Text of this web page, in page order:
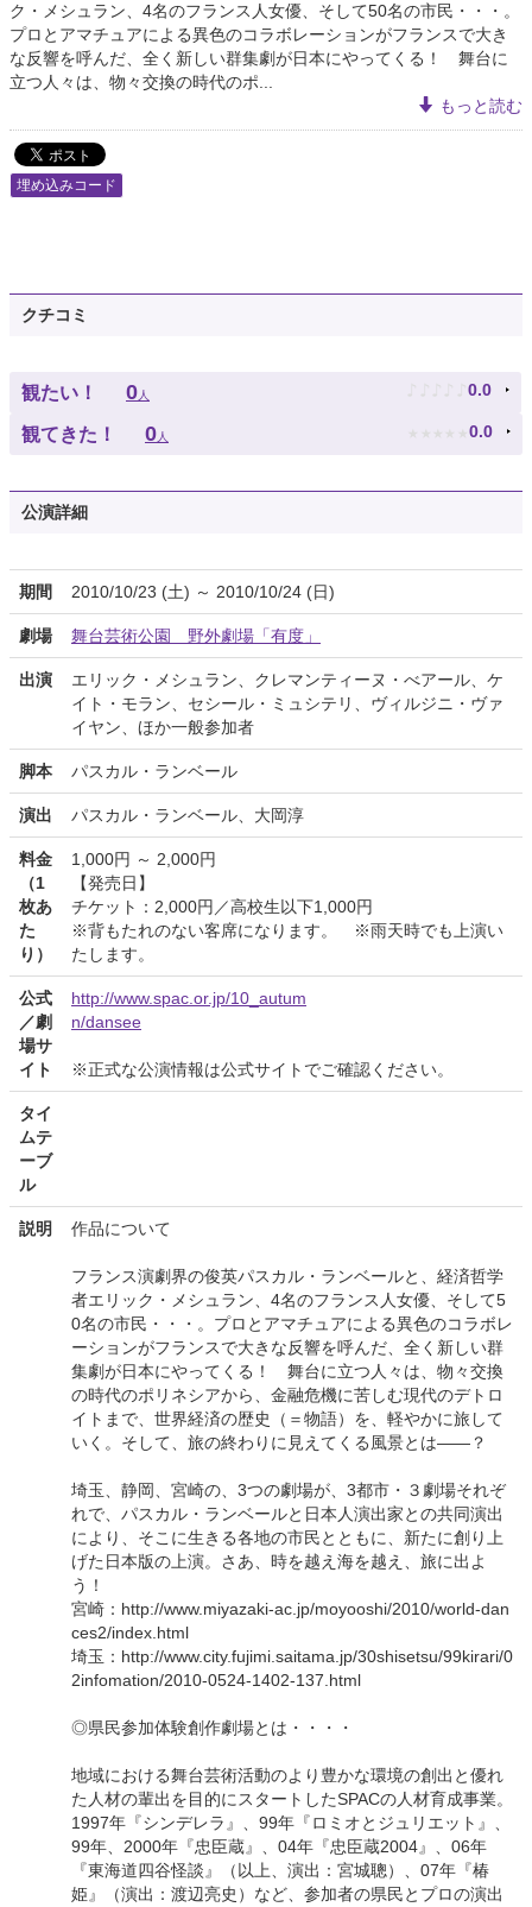
ク・メシュラン、4名のフランス人女優、そして50名の市民・・・。
プロとアマチュアによる異色のコラボレーションがフランスで大き
な反響を呼んだ、全く新しい群集劇が日本にやってくる！ 舞台に
立つ人々は、物々交換の時代のポ...
もっと読む
埋め込みコード
クチコミ
観たい！ 0人 ♪ ♪ ♪ ♪ ♪ 0.0
観てきた！ 0人 ★ ★ ★ ★ ★ 0.0
公演詳細
期間 2010/10/23 (土) ～ 2010/10/24 (日)
劇場 舞台芸術公園 野外劇場「有度」
出演
エリック・メシュラン、クレマンティーヌ・べアール、ケ
イト・モラン、セシール・ミュシテリ、ヴィルジニ・ヴァ
イヤン、ほか一般参加者
脚本 パスカル・ランベール
演出 パスカル・ランベール、大岡淳
料金
（1
枚あ
た
り）
1,000円 ～ 2,000円
【発売日】
チケット：2,000円／高校生以下1,000円
※背もたれのない客席になります。 ※雨天時でも上演い
たします。
公式
／劇
場サ
イト
http://www.spac.or.jp/10_autum
n/dansee
※正式な公演情報は公式サイトでご確認ください。
タイ
ムテ
ーブ
ル
説明 作品について
フランス演劇界の俊英パスカル・ランベールと、経済哲学
者エリック・メシュラン、4名のフランス人女優、そして5
0名の市民・・・。プロとアマチュアによる異色のコラボレ
ーションがフランスで大きな反響を呼んだ、全く新しい群
集劇が日本にやってくる！ 舞台に立つ人々は、物々交換
の時代のポリネシアから、金融危機に苦しむ現代のデトロ
イトまで、世界経済の歴史（＝物語）を、軽やかに旅して
いく。そして、旅の終わりに見えてくる風景とは――？
埼玉、静岡、宮崎の、3つの劇場が、3都市・３劇場それぞ
れで、パスカル・ランベールと日本人演出家との共同演出
により、そこに生きる各地の市民とともに、新たに創り上
げた日本版の上演。さあ、時を越え海を越え、旅に出よ
う！
宮崎：http://www.miyazaki-ac.jp/moyooshi/2010/world-dan
ces2/index.html
埼玉：http://www.city.fujimi.saitama.jp/30shisetsu/99kirari/0
2infomation/2010-0524-1402-137.html
◎県民参加体験創作劇場とは・・・・
地域における舞台芸術活動のより豊かな環境の創出と優れ
た人材の輩出を目的にスタートしたSPACの人材育成事業。
1997年『シンデレラ』、99年『ロミオとジュリエット』、
99年、2000年『忠臣蔵』、04年『忠臣蔵2004』、06年
『東海道四谷怪談』（以上、演出：宮城聰）、07年『椿
姫』（演出：渡辺亮史）など、参加者の県民とプロの演出